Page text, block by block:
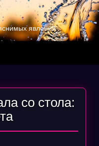
явлений
со стола: